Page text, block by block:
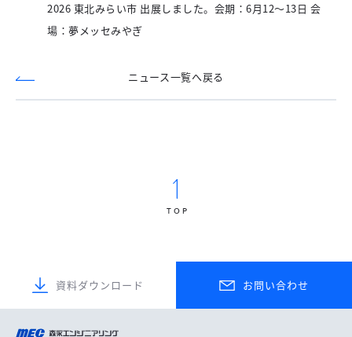
2026 東北みらい市 出展しました。会期：6月12～13日 会
場：夢メッセみやぎ
ニュース一覧へ戻る
TOP
資料ダウンロード お問い合わせ